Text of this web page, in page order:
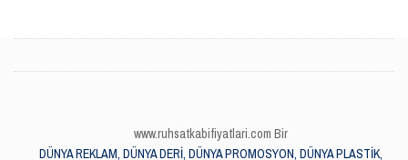
www.ruhsatkabifiyatlari.com Bir
DÜNYA REKLAM, DÜNYA DERİ, DÜNYA PROMOSYON, DÜNYA PLASTİK,